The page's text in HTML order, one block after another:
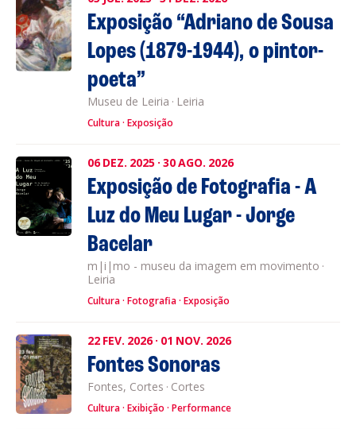
Exposição “Adriano de Sousa
Lopes (1879-1944), o pintor-
poeta”
Museu de Leiria · Leiria
Cultura Exposição
06 DEZ. 2025 · 30AGO. 2026
Exposição de Fotografia - A
Luz do Meu Lugar - Jorge
Bacelar
m|i|mo - museu da imagem em movimento ·
Leiria
Cultura Fotografia Exposição
22 FEV. 2026 · 01 NOV. 2026
Fontes Sonoras
Fontes, Cortes · Cortes
Cultura Exibição Performance